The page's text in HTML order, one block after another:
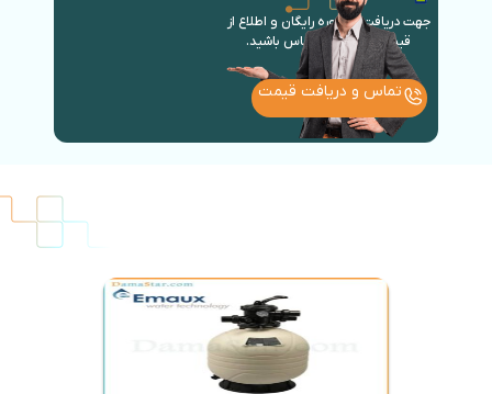
جهت دریافت مشاوره رایگان و اطلاع از
قیمت روز با ما در تماس باشید.
تماس و دریافت قیمت